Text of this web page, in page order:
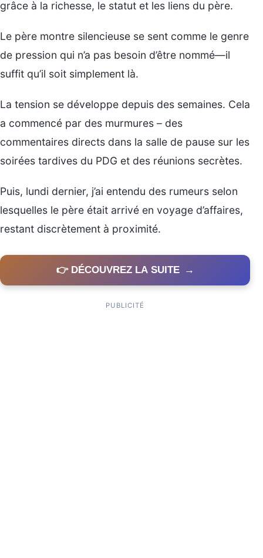
grâce à la richesse, le statut et les liens du père.
Le père montre silencieuse se sent comme le genre
de pression qui n’a pas besoin d’être nommé—il
suffit qu’il soit simplement là.
La tension se développe depuis des semaines. Cela
a commencé par des murmures – des
commentaires directs dans la salle de pause sur les
soirées tardives du PDG et des réunions secrètes.
Puis, lundi dernier, j’ai entendu des rumeurs selon
lesquelles le père était arrivé en voyage d’affaires,
restant discrètement à proximité.
👉 DÉCOUVREZ LA SUITE →
PUBLICITÉ